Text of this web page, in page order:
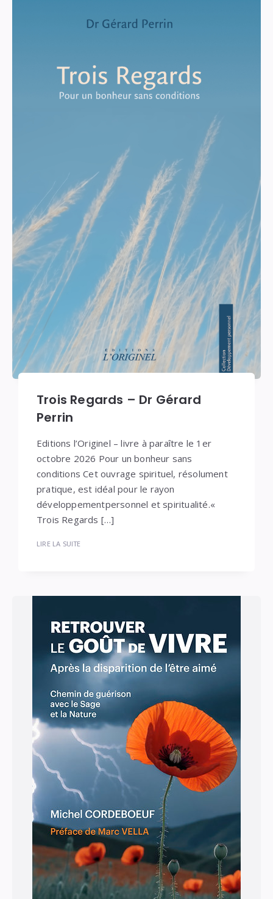
Trois Regards – Dr Gérard
Perrin
Editions l’Originel – livre à paraître le 1er
octobre 2026 Pour un bonheur sans
conditions Cet ouvrage spirituel, résolument
pratique, est idéal pour le rayon
développementpersonnel et spiritualité.«
Trois Regards […]
LIRE LA SUITE